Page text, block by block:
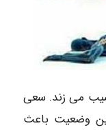
می زند. سعی
وضعیت باعث